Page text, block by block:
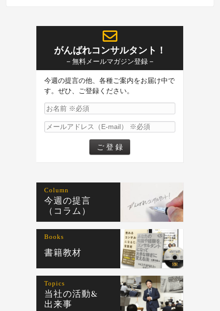
がんばれコンサルタント！
– 無料メールマガジン登録 –
今週の提言の他、各種ご案内をお届け中で
す。ぜひ、ご登録ください。
Column
今週の提言
（コラム）
Books
書籍教材
Topics
当社の活動&
出来事